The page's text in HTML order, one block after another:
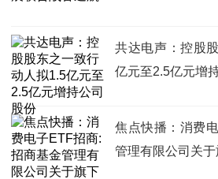
共达电声：控股
亿元至2.5亿元增
焦点快播：消费
管理有限公司关